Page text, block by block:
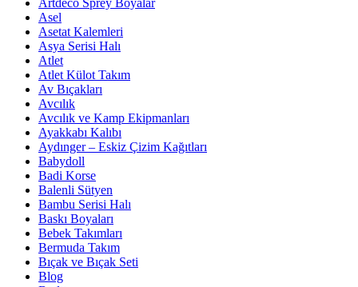
Artdeco Sprey Boyalar
Asel
Asetat Kalemleri
Asya Serisi Halı
Atlet
Atlet Külot Takım
Av Bıçakları
Avcılık
Avcılık ve Kamp Ekipmanları
Ayakkabı Kalıbı
Aydınger – Eskiz Çizim Kağıtları
Babydoll
Badi Korse
Balenli Sütyen
Bambu Serisi Halı
Baskı Boyaları
Bebek Takımları
Bermuda Takım
Bıçak ve Bıçak Seti
Blog